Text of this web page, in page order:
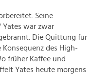
Seine
Yates war zwar
Die Quittung für
Konsequenz des High-
früher Kaffee und
Yates heute morgens